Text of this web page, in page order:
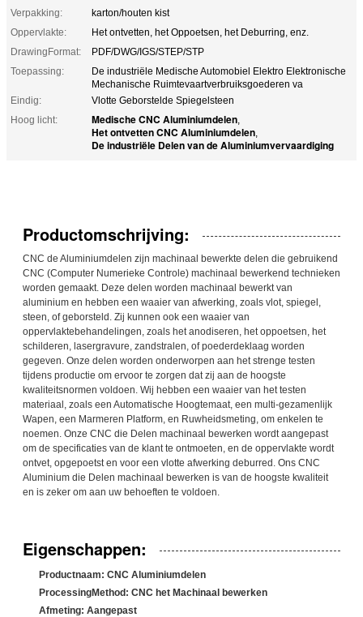
Verpakking:
karton/houten kist
Oppervlakte:
Het ontvetten, het Oppoetsen, het Deburring, enz.
DrawingFormat:
PDF/DWG/IGS/STEP/STP
Toepassing:
De industriële Medische Automobiel Elektro Elektronische
Mechanische Ruimtevaartverbruiksgoederen va
Eindig:
Vlotte Geborstelde Spiegelsteen
Hoog licht:
Medische CNC Aluminiumdelen,
Het ontvetten CNC Aluminiumdelen,
De industriële Delen van de Aluminiumvervaardiging
Productomschrijving:
CNC de Aluminiumdelen zijn machinaal bewerkte delen die gebruikend
CNC (Computer Numerieke Controle) machinaal bewerkend technieken
worden gemaakt. Deze delen worden machinaal bewerkt van
aluminium en hebben een waaier van afwerking, zoals vlot, spiegel,
steen, of geborsteld. Zij kunnen ook een waaier van
oppervlaktebehandelingen, zoals het anodiseren, het oppoetsen, het
schilderen, lasergravure, zandstralen, of poederdeklaag worden
gegeven. Onze delen worden onderworpen aan het strenge testen
tijdens productie om ervoor te zorgen dat zij aan de hoogste
kwaliteitsnormen voldoen. Wij hebben een waaier van het testen
materiaal, zoals een Automatische Hoogtemaat, een multi-gezamenlijk
Wapen, een Marmeren Platform, en Ruwheidsmeting, om enkelen te
noemen. Onze CNC die Delen machinaal bewerken wordt aangepast
om de specificaties van de klant te ontmoeten, en de oppervlakte wordt
ontvet, opgepoetst en voor een vlotte afwerking deburred. Ons CNC
Aluminium die Delen machinaal bewerken is van de hoogste kwaliteit
en is zeker om aan uw behoeften te voldoen.
Eigenschappen:
Productnaam: CNC Aluminiumdelen
ProcessingMethod: CNC het Machinaal bewerken
Afmeting: Aangepast